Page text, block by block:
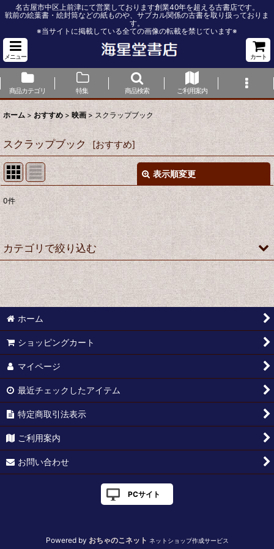
名古屋市中区上前津にて営業しております創業40年を超える古書店です。
戦前の絵葉書・絵封筒などの紙ものや、サブカル関係の古書を取り扱っておりま
す。
※当サイトに掲載している全ての画像の転載を禁じています※
メニュー カート
商品カテゴリ 特集 商品検索 ご利用案内
ホーム > おすすめ > 映画 > スクラップブック
スクラップブック [おすすめ]
表示順変更
表示数 :
並び順 :
絞り込む
0件
カテゴリで絞り込む
映画 (全商品)
アートシアター ATGパンフレット
ポスター
ホーム
ショッピングカート
マイページ
最近チェックしたアイテム
特定商取引法表示
ご利用案内
お問い合わせ
PCサイト
Powered by おちゃのこネット ネットショップ作成サービス